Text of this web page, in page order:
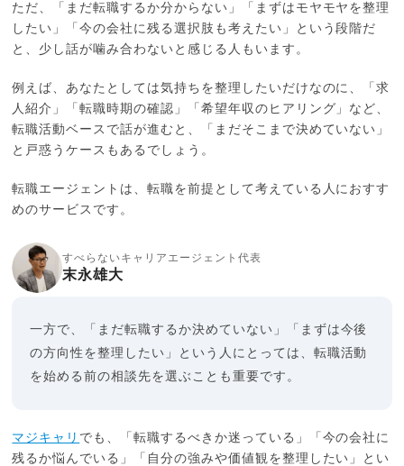
ただ、「まだ転職するか分からない」「まずはモヤモヤを整理
したい」「今の会社に残る選択肢も考えたい」という段階だ
と、少し話が噛み合わないと感じる人もいます。
例えば、あなたとしては気持ちを整理したいだけなのに、「求
人紹介」「転職時期の確認」「希望年収のヒアリング」など、
転職活動ベースで話が進むと、「まだそこまで決めていない」
と戸惑うケースもあるでしょう。
転職エージェントは、転職を前提として考えている人におすす
めのサービスです。
すべらないキャリアエージェント代表
末永雄大
一方で、「まだ転職するか決めていない」「まずは今後
の方向性を整理したい」という人にとっては、転職活動
を始める前の相談先を選ぶことも重要です。
マジキャリ でも、「転職するべきか迷っている」「今の会社に
残るか悩んでいる」「自分の強みや価値観を整理したい」とい